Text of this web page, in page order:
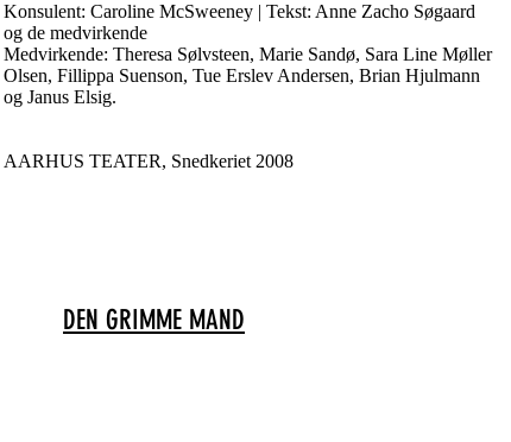
DEN GRIMME MAND
Konsulent: Caroline McSweeney | Tekst: Anne Zacho Søgaard
og de medvirkende
Medvirkende: Theresa Sølvsteen, Marie Sandø, Sara Line Møller
Olsen, Fillippa Suenson, Tue Erslev Andersen, Brian Hjulmann
og Janus Elsig.
AARHUS TEATER, Snedkeriet 2008